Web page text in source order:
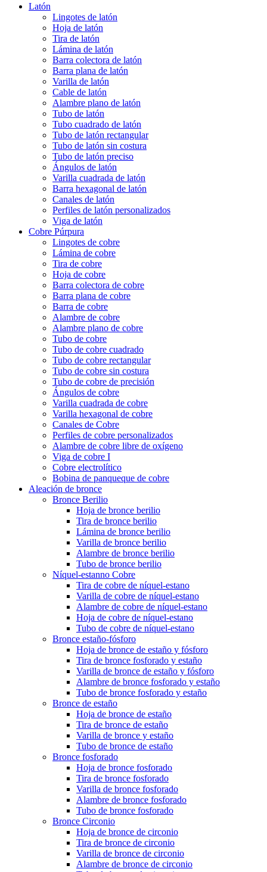
Latón
Lingotes de latón
Hoja de latón
Tira de latón
Lámina de latón
Barra colectora de latón
Barra plana de latón
Varilla de latón
Cable de latón
Alambre plano de latón
Tubo de latón
Tubo cuadrado de latón
Tubo de latón rectangular
Tubo de latón sin costura
Tubo de latón preciso
Ángulos de latón
Varilla cuadrada de latón
Barra hexagonal de latón
Canales de latón
Perfiles de latón personalizados
Viga de latón
Cobre Púrpura
Lingotes de cobre
Lámina de cobre
Tira de cobre
Hoja de cobre
Barra colectora de cobre
Barra plana de cobre
Barra de cobre
Alambre de cobre
Alambre plano de cobre
Tubo de cobre
Tubo de cobre cuadrado
Tubo de cobre rectangular
Tubo de cobre sin costura
Tubo de cobre de precisión
Ángulos de cobre
Varilla cuadrada de cobre
Varilla hexagonal de cobre
Canales de Cobre
Perfiles de cobre personalizados
Alambre de cobre libre de oxígeno
Viga de cobre I
Cobre electrolítico
Bobina de panqueque de cobre
Aleación de bronce
Bronce Berilio
Hoja de bronce berilio
Tira de bronce berilio
Lámina de bronce berilio
Varilla de bronce berilio
Alambre de bronce berilio
Tubo de bronce berilio
Níquel-estanno Cobre
Tira de cobre de níquel-estano
Varilla de cobre de níquel-estano
Alambre de cobre de níquel-estano
Hoja de cobre de níquel-estano
Tubo de cobre de níquel-estano
Bronce estaño-fósforo
Hoja de bronce de estaño y fósforo
Tira de bronce fosforado y estaño
Varilla de bronce de estaño y fósforo
Alambre de bronce fosforado y estaño
Tubo de bronce fosforado y estaño
Bronce de estaño
Hoja de bronce de estaño
Tira de bronce de estaño
Varilla de bronce y estaño
Tubo de bronce de estaño
Bronce fosforado
Hoja de bronce fosforado
Tira de bronce fosforado
Varilla de bronce fosforado
Alambre de bronce fosforado
Tubo de bronce fosforado
Bronce Circonio
Hoja de bronce de circonio
Tira de bronce de circonio
Varilla de bronce de circonio
Alambre de bronce de circonio